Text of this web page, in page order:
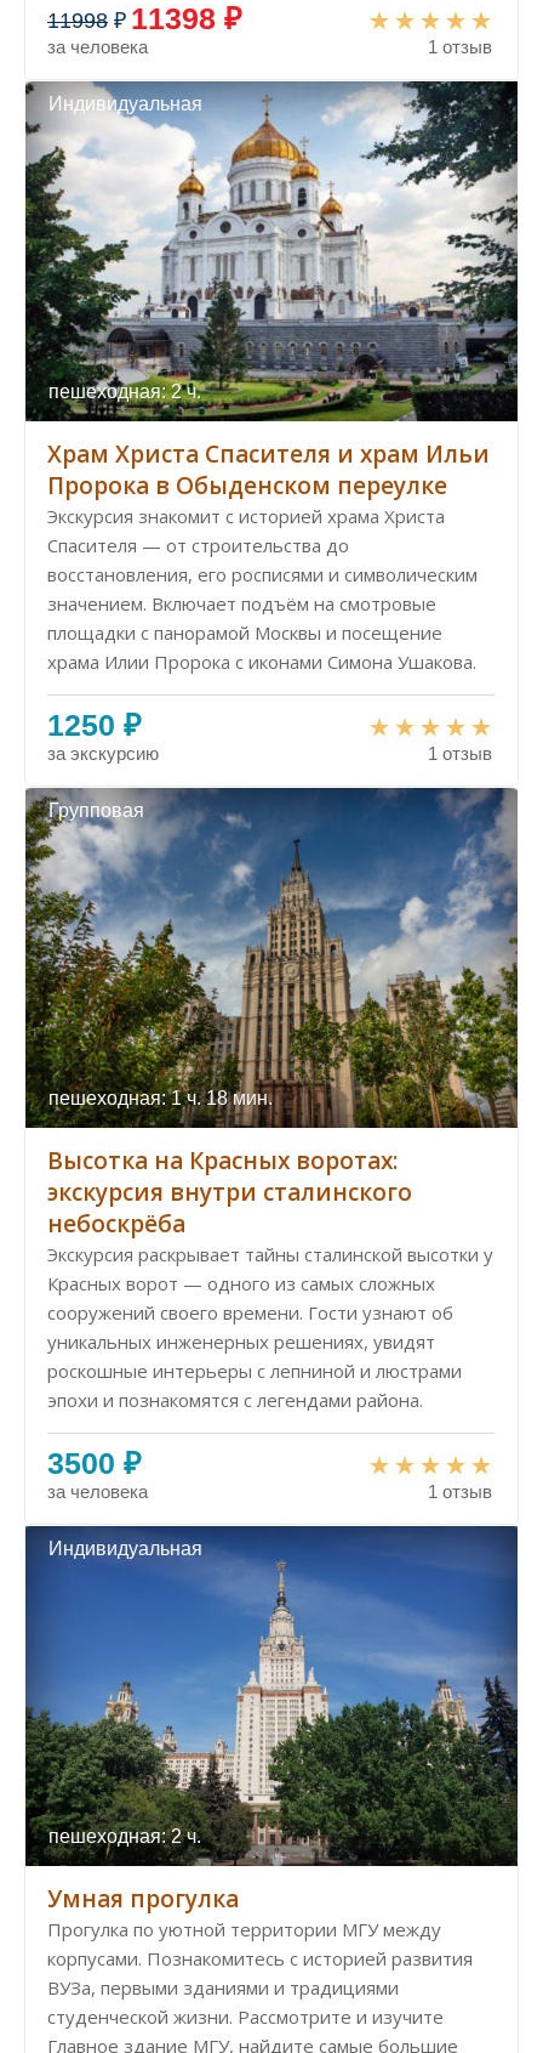
11998 ₽ 11398 ₽
за человека 1 отзыв
Индивидуальная
пешеходная: 2 ч.
Храм Христа Спасителя и храм Ильи
Пророка в Обыденском переулке
Экскурсия знакомит с историей храма Христа
Спасителя — от строительства до
восстановления, его росписями и символическим
значением. Включает подъём на смотровые
площадки с панорамой Москвы и посещение
храма Илии Пророка с иконами Симона Ушакова.
1250 ₽
за экскурсию 1 отзыв
Групповая
пешеходная: 1 ч. 18 мин.
Высотка на Красных воротах:
экскурсия внутри сталинского
небоскрёба
Экскурсия раскрывает тайны сталинской высотки у
Красных ворот — одного из самых сложных
сооружений своего времени. Гости узнают об
уникальных инженерных решениях, увидят
роскошные интерьеры с лепниной и люстрами
эпохи и познакомятся с легендами района.
3500 ₽
за человека 1 отзыв
Индивидуальная
пешеходная: 2 ч.
Умная прогулка
Прогулка по уютной территории МГУ между
корпусами. Познакомитесь с историей развития
ВУЗа, первыми зданиями и традициями
студенческой жизни. Рассмотрите и изучите
Главное здание МГУ, найдите самые большие